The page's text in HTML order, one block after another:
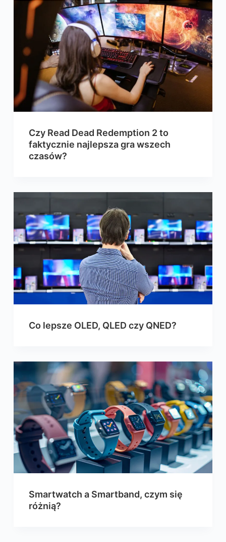
Czy Read Dead Redemption 2 to
faktycznie najlepsza gra wszech
czasów?
Co lepsze OLED, QLED czy QNED?
Smartwatch a Smartband, czym się
różnią?